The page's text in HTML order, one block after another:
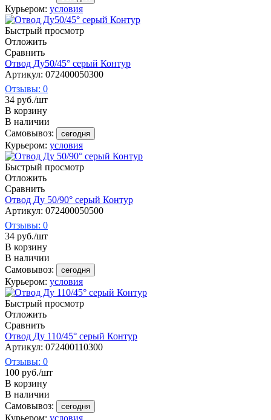
Курьером: условия
Быстрый просмотр
Отложить
Сравнить
Отвод Ду50/45° серый Контур
Артикул: 072400050300
Отзывы: 0
34 руб./шт
В корзину
В наличии
Самовывоз:
сегодня
Курьером: условия
Быстрый просмотр
Отложить
Сравнить
Отвод Ду 50/90° серый Контур
Артикул: 072400050500
Отзывы: 0
34 руб./шт
В корзину
В наличии
Самовывоз:
сегодня
Курьером: условия
Быстрый просмотр
Отложить
Сравнить
Отвод Ду 110/45° серый Контур
Артикул: 072400110300
Отзывы: 0
100 руб./шт
В корзину
В наличии
Самовывоз:
сегодня
Курьером: условия